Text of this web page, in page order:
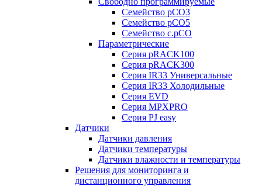
Семейство pCO3
Семейство pCO5
Семейство c.pCO
Параметрические
Серия pRACK100
Серия pRACK300
Серия IR33 Универсальные
Серия IR33 Холодильные
Серия EVD
Серия MPXPRO
Серия PJ easy
Датчики
Датчики давления
Датчики температуры
Датчики влажности и температуры
Решения для мониторинга и
дистанционного управления